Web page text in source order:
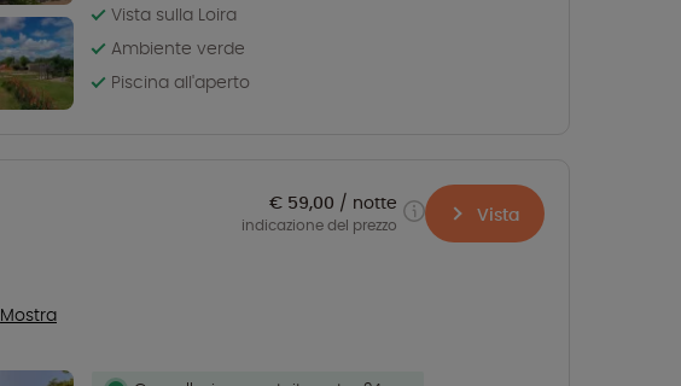
Vista sulla Loira
Ambiente verde
Piscina all'aperto
Mostra
€ 59,00 notte
indicazione del prezzo Vista